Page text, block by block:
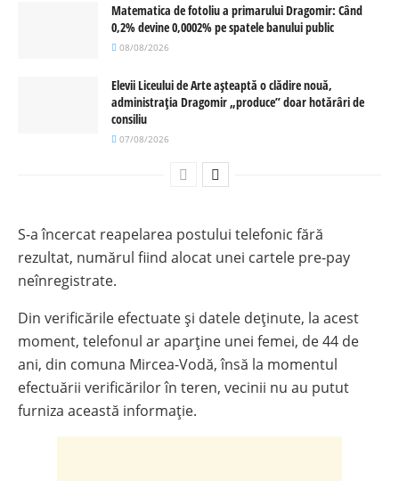
Matematica de fotoliu a primarului Dragomir: Când
0,2% devine 0,0002% pe spatele banului public
08/08/2026
Elevii Liceului de Arte așteaptă o clădire nouă,
administrația Dragomir „produce” doar hotărâri de
consiliu
07/08/2026
S-a încercat reapelarea postului telefonic fără
rezultat, numărul fiind alocat unei cartele pre-pay
neînregistrate.
Din verificările efectuate și datele deținute, la acest
moment, telefonul ar aparține unei femei, de 44 de
ani, din comuna Mircea-Vodă, însă la momentul
efectuării verificărilor în teren, vecinii nu au putut
furniza această informație.